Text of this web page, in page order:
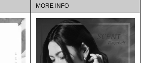
MORE INFO